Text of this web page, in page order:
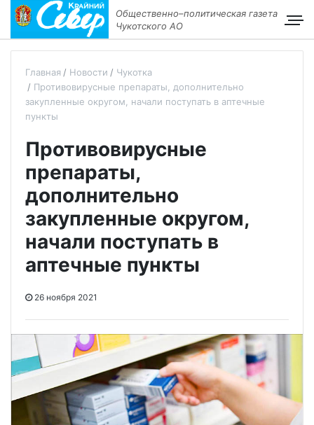
Общественно–политическая газета
Чукотского АО
Главная Новости
Чукотка
Противовирусные препараты, дополнительно
закупленные округом, начали поступать в аптечные
пункты
Противовирусные
препараты,
дополнительно
закупленные округом,
начали поступать в
аптечные пункты
26 ноября 2021